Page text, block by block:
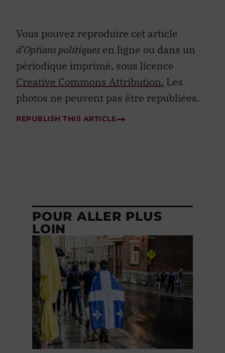
Vous pouvez reproduire cet article
d’Options politiques en ligne ou dans un
périodique imprimé, sous licence
Creative Commons Attribution. Les
photos ne peuvent pas être republiées.
REPUBLISH THIS ARTICLE
POUR ALLER PLUS
LOIN